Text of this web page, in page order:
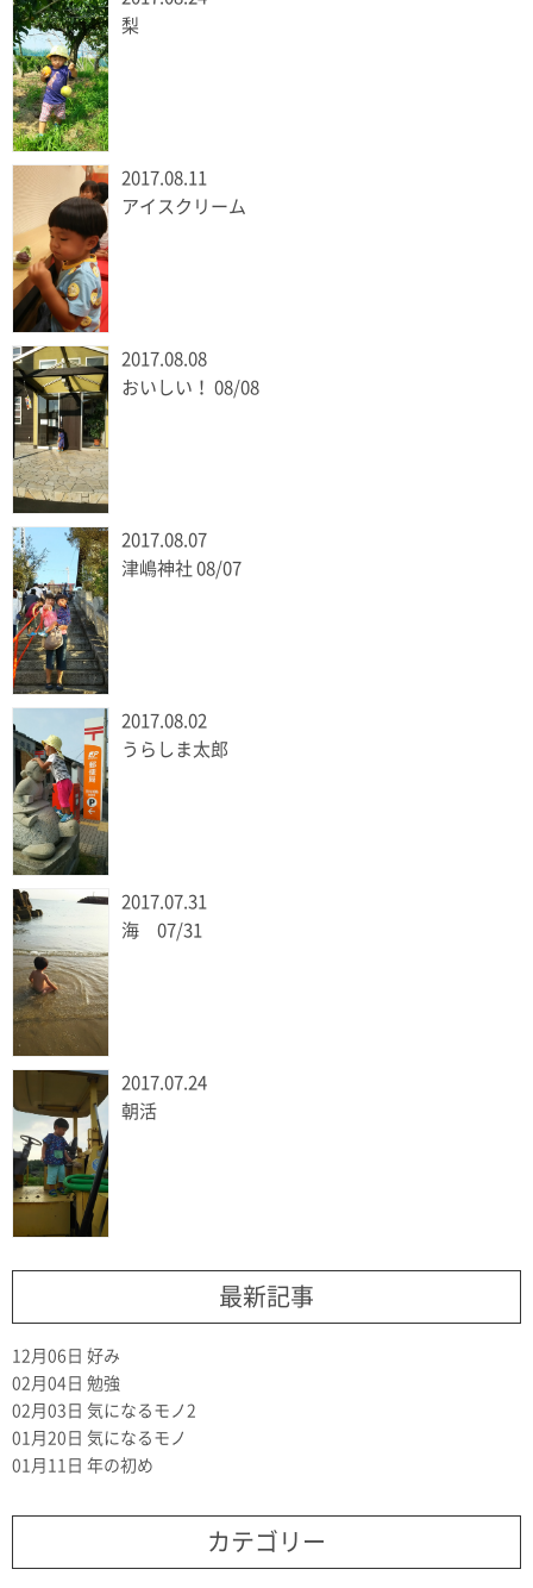
梨
2017.08.11
アイスクリーム
2017.08.08
おいしい！ 08/08
2017.08.07
津嶋神社 08/07
2017.08.02
うらしま太郎
2017.07.31
海 07/31
2017.07.24
朝活
最新記事
12月06日 好み
02月04日 勉強
02月03日 気になるモノ2
01月20日 気になるモノ
01月11日 年の初め
カテゴリー